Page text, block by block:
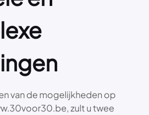
van de mogelijkheden op
zult u twee